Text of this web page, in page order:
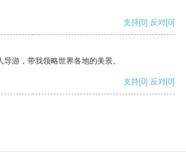
支持[0] 反对[0]
游，带我领略世界各地的美景。
支持[0] 反对[0]